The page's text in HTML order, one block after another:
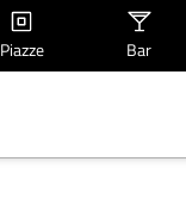
Piazze Bar